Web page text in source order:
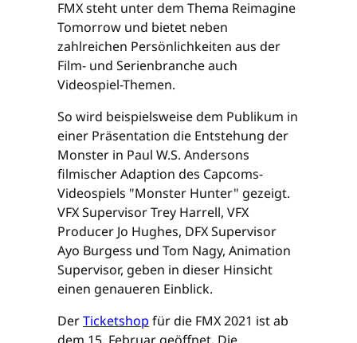
FMX steht unter dem Thema Reimagine
Tomorrow und bietet neben
zahlreichen Persönlichkeiten aus der
Film- und Serienbranche auch
Videospiel-Themen.
So wird beispielsweise dem Publikum in
einer Präsentation die Entstehung der
Monster in Paul W.S. Andersons
filmischer Adaption des Capcoms-
Videospiels "Monster Hunter" gezeigt.
VFX Supervisor Trey Harrell, VFX
Producer Jo Hughes, DFX Supervisor
Ayo Burgess und Tom Nagy, Animation
Supervisor, geben in dieser Hinsicht
einen genaueren Einblick.
DerTicketshop für die FMX 2021 ist ab